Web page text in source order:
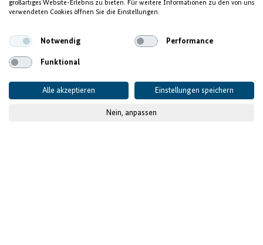
großartiges Website-Erlebnis zu bieten. Für weitere Informationen zu den von uns
verwendeten Cookies öffnen Sie die Einstellungen.
Notwendig Performance
Funktional
Alle akzeptieren Einstellungen speichern
Nein, anpassen